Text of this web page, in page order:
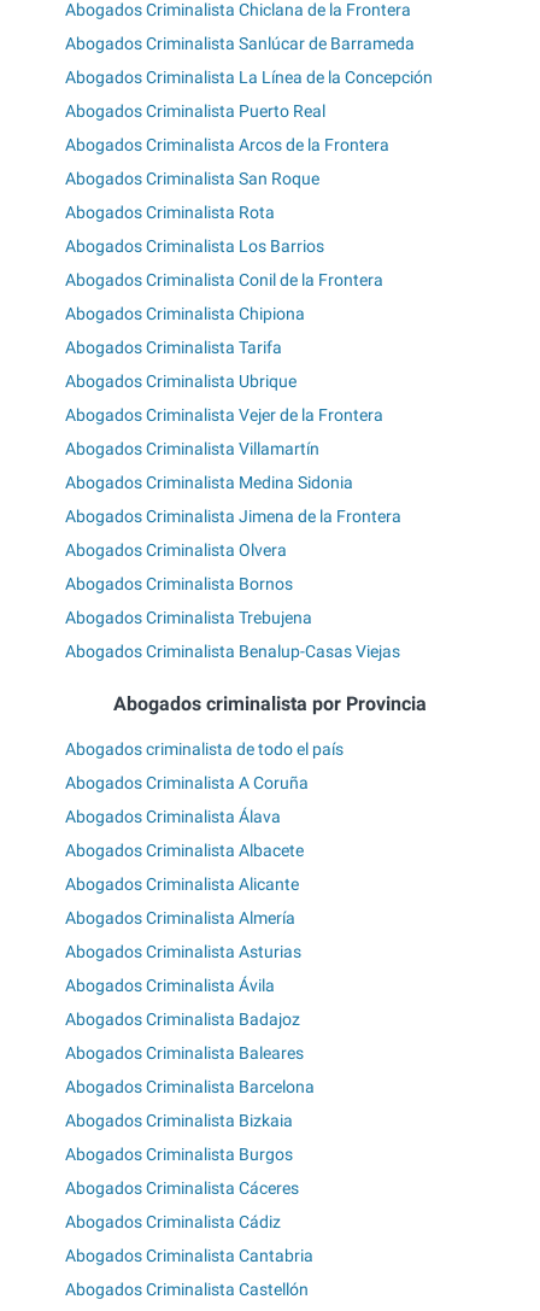
Abogados Criminalista Chiclana de la Frontera
Abogados Criminalista Sanlúcar de Barrameda
Abogados Criminalista La Línea de la Concepción
Abogados Criminalista Puerto Real
Abogados Criminalista Arcos de la Frontera
Abogados Criminalista San Roque
Abogados Criminalista Rota
Abogados Criminalista Los Barrios
Abogados Criminalista Conil de la Frontera
Abogados Criminalista Chipiona
Abogados Criminalista Tarifa
Abogados Criminalista Ubrique
Abogados Criminalista Vejer de la Frontera
Abogados Criminalista Villamartín
Abogados Criminalista Medina Sidonia
Abogados Criminalista Jimena de la Frontera
Abogados Criminalista Olvera
Abogados Criminalista Bornos
Abogados Criminalista Trebujena
Abogados Criminalista Benalup-Casas Viejas
Abogados criminalista por Provincia
Abogados criminalista de todo el país
Abogados Criminalista A Coruña
Abogados Criminalista Álava
Abogados Criminalista Albacete
Abogados Criminalista Alicante
Abogados Criminalista Almería
Abogados Criminalista Asturias
Abogados Criminalista Ávila
Abogados Criminalista Badajoz
Abogados Criminalista Baleares
Abogados Criminalista Barcelona
Abogados Criminalista Bizkaia
Abogados Criminalista Burgos
Abogados Criminalista Cáceres
Abogados Criminalista Cádiz
Abogados Criminalista Cantabria
Abogados Criminalista Castellón